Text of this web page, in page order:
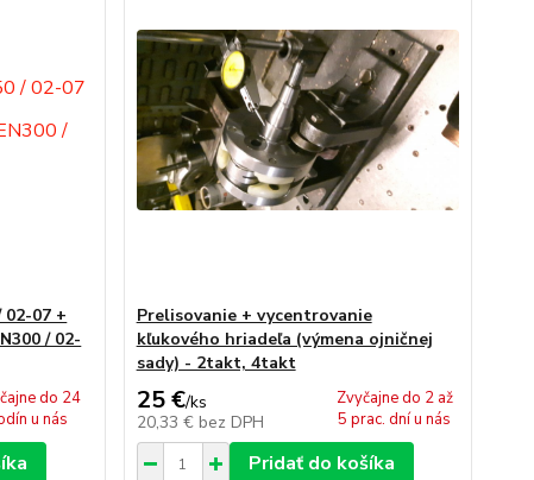
02-07 +
/ 02-
do 24
u nás
Prelisovanie + vycentrovanie
kľukového hriadeľa (výmena ojničnej
sady) - 2takt, 4takt
25 €/ks
20,33 € bez DPH
Zvyčajne do 2 až
5 prac. dní u nás
Pridať do košíka